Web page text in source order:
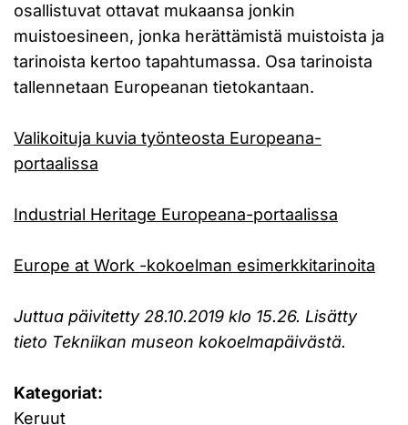
osallistuvat ottavat mukaansa jonkin
muistoesineen, jonka herättämistä muistoista ja
tarinoista kertoo tapahtumassa. Osa tarinoista
tallennetaan Europeanan tietokantaan.
Valikoituja kuvia työnteosta Europeana-
portaalissa
Industrial Heritage Europeana-portaalissa
Europe at Work -kokoelman esimerkkitarinoita
Juttua päivitetty 28.10.2019 klo 15.26. Lisätty
tieto Tekniikan museon kokoelmapäivästä.
Kategoriat:
Keruut